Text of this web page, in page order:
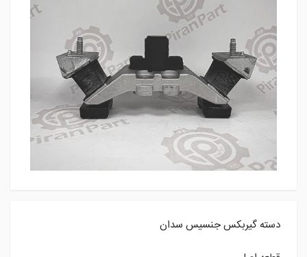
دسته گیربکس جنسیس سدان